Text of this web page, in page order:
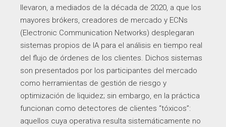
llevaron, a mediados de la década de 2020, a que los
mayores brókers, creadores de mercado y ECNs
(Electronic Communication Networks) desplegaran
sistemas propios de IA para el análisis en tiempo real
del flujo de órdenes de los clientes. Dichos sistemas
son presentados por los participantes del mercado
como herramientas de gestión de riesgo y
optimización de liquidez; sin embargo, en la práctica
funcionan como detectores de clientes “tóxicos”:
aquellos cuya operativa resulta sistemáticamente no